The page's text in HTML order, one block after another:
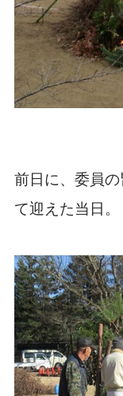
前日に、委員
て迎えた当日。